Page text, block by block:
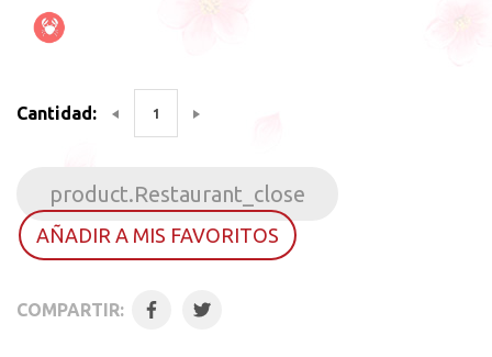
Cantidad:
product.Restaurant_close
AÑADIR A MIS FAVORITOS
COMPARTIR: